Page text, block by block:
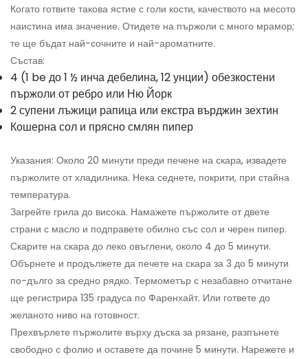
Когато готвите такова ястие с голи кости, качеството на месото
наистина има значение. Отидете на пържоли с много мрамор;
те ще бъдат най-сочните и най-ароматните.
Състав:
4 (1 be до 1 ½ инча дебелина, 12 унции) обезкостени
пържоли от ребро или Ню Йорк
2 супени лъжици рапица или екстра върджин зехтин
Кошерна сол и прясно смлян пипер
Указания: Около 20 минути преди печене на скара, извадете
пържолите от хладилника. Нека седнете, покрити, при стайна
температура.
Загрейте грила до висока. Намажете пържолите от двете
страни с масло и подправете обилно със сол и черен пипер.
Скарите на скара до леко овъглени, около 4 до 5 минути.
Обърнете и продължете да печете на скара за 3 до 5 минути
по-дълго за средно рядко. Термометър с незабавно отчитане
ще регистрира 135 градуса по Фаренхайт. Или гответе до
желаното ниво на готовност.
Прехвърлете пържолите върху дъска за рязане, разпънете
свободно с фолио и оставете да почине 5 минути. Нарежете и